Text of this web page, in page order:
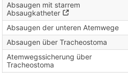
Absaugen mit starrem
Absaugkatheter
Absaugen der unteren Atemwege
Absaugen über Tracheostoma
Atemwegssicherung über
Tracheostoma